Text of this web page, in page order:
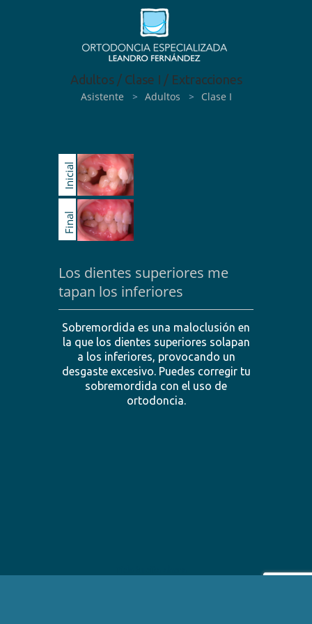
Adultos / Clase I / Extracciones
Asistente > Adultos > Clase I
Inicial
Final
Los dientes superiores me
tapan los inferiores
Sobremordida es una maloclusión en
la que los dientes superiores solapan
a los inferiores, provocando un
desgaste excesivo. Puedes corregir tu
sobremordida con el uso de
ortodoncia.